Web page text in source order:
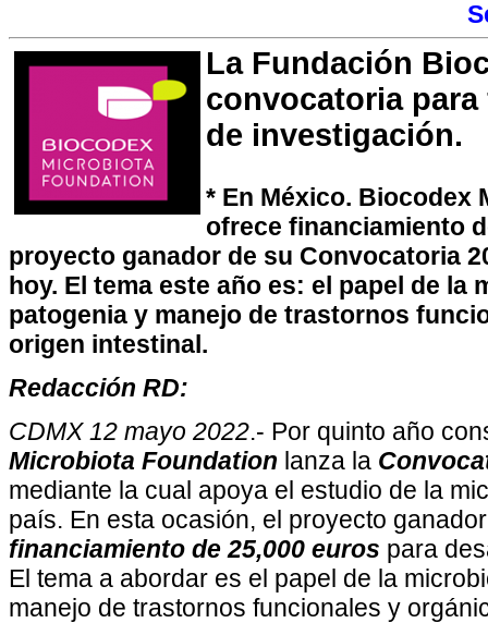
La Fundación
convocatoria
de investigación.
* En México. Biocodex
ofrece financiamiento
proyecto ganador de su Convocatoria
hoy. El tema este año es: el papel de la
patogenia y manejo de trastornos
origen intestinal.
Redacción RD:
CDMX 12 mayo 2022.- Por quinto año
Microbiota Foundation lanza la
mediante la cual apoya el estudio de la
país. En esta ocasión, el proyecto
financiamiento de 25,000 euros para
El tema a abordar es el papel de la
manejo de trastornos funcionales y